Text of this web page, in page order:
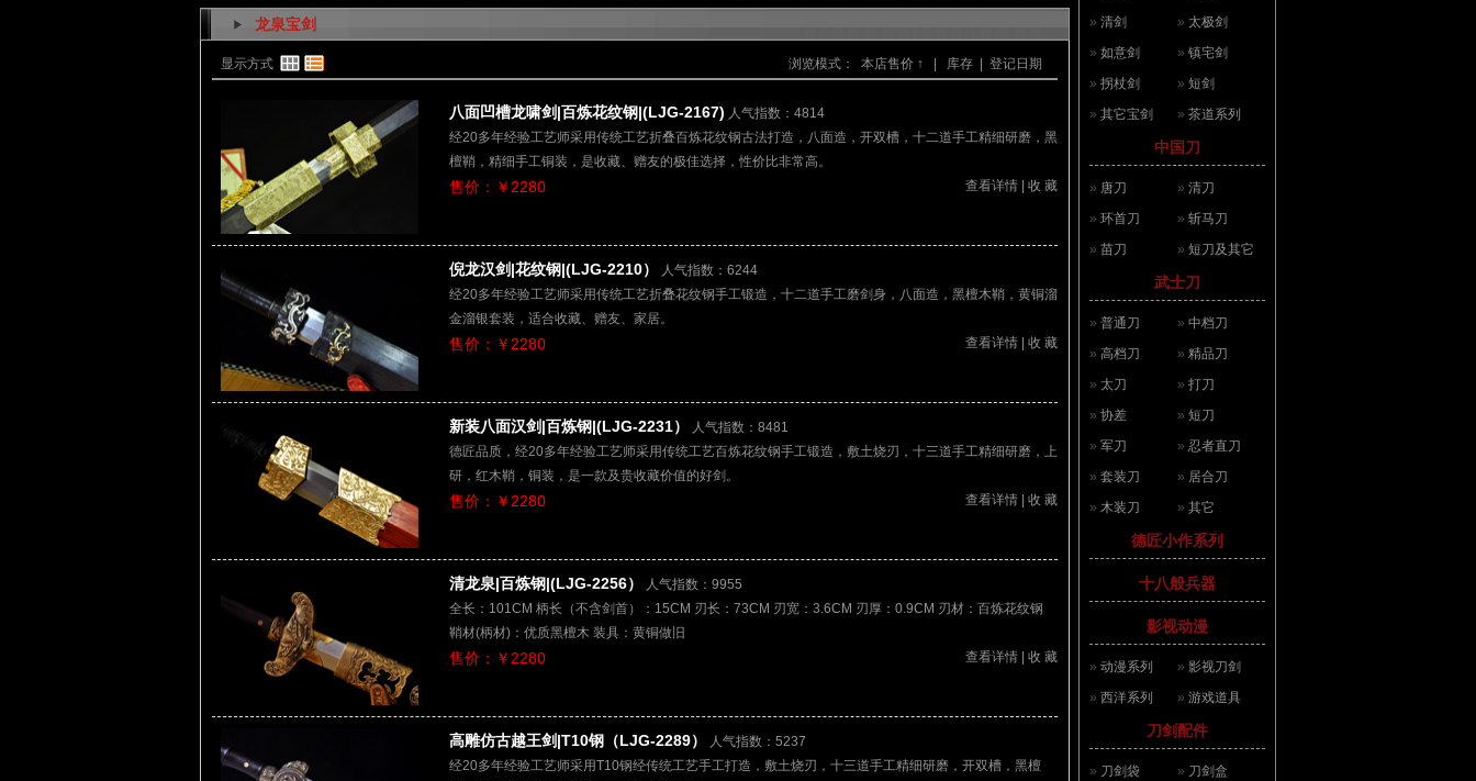
» 清剑 » 太极剑
» 如意剑 » 镇宅剑
» 拐杖剑 » 短剑
» 其它宝剑 » 茶道系列
中国刀
» 唐刀 » 清刀
» 环首刀 » 斩马刀
» 苗刀 » 短刀及其它
武士刀
» 普通刀 » 中档刀
» 高档刀 » 精品刀
» 太刀 » 打刀
» 协差 » 短刀
» 军刀 » 忍者直刀
» 套装刀 » 居合刀
» 木装刀 » 其它
德匠小作系列
十八般兵器
影视动漫
» 动漫系列 » 影视刀剑
» 西洋系列 » 游戏道具
刀剑配件
» 刀剑袋 » 刀剑盒
龙泉宝剑
浏览模式： 本店售价 ↑ 库存 登记日期
显示方式
八面凹槽龙啸剑|百炼花纹钢|(LJG-2167) 人气指数：4814
经20多年经验工艺师采用传统工艺折叠百炼花纹钢古法打造，八面造，开双槽，十二道手工精细研磨，黑
檀鞘，精细手工铜装，是收藏、赠友的极佳选择，性价比非常高。
查看详情
收 藏
售价：￥2280
倪龙汉剑|花纹钢|(LJG-2210）
人气指数：6244
经20多年经验工艺师采用传统工艺折叠花纹钢手工锻造，十二道手工磨剑身，八面造，黑檀木鞘，黄铜溜
金溜银套装，适合收藏、赠友、家居。
查看详情
收 藏
售价：￥2280
新装八面汉剑|百炼钢|(LJG-2231）
人气指数：8481
德匠品质，经20多年经验工艺师采用传统工艺百炼花纹钢手工锻造，敷土烧刃，十三道手工精细研磨，上
研，红木鞘，铜装，是一款及贵收藏价值的好剑。
查看详情
收 藏
售价：￥2280
清龙泉|百炼钢|(LJG-2256）
人气指数：9955
全长：101CM 柄长（不含剑首）：15CM 刃长：73CM 刃宽：3.6CM 刃厚：0.9CM 刃材：百炼花纹钢
鞘材(柄材)：优质黑檀木 装具：黄铜做旧
查看详情
收 藏
售价：￥2280
高雕仿古越王剑|T10钢（LJG-2289）
人气指数：5237
经20多年经验工艺师采用T10钢经传统工艺手工打造，敷土烧刃，十三道手工精细研磨，开双槽，黑檀